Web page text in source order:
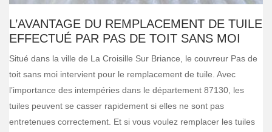
L’AVANTAGE DU REMPLACEMENT DE TUILE
EFFECTUÉ PAR PAS DE TOIT SANS MOI
Situé dans la ville de La Croisille Sur Briance, le couvreur Pas de
toit sans moi intervient pour le remplacement de tuile. Avec
l’importance des intempéries dans le département 87130, les
tuiles peuvent se casser rapidement si elles ne sont pas
entretenues correctement. Et si vous voulez remplacer les tuiles